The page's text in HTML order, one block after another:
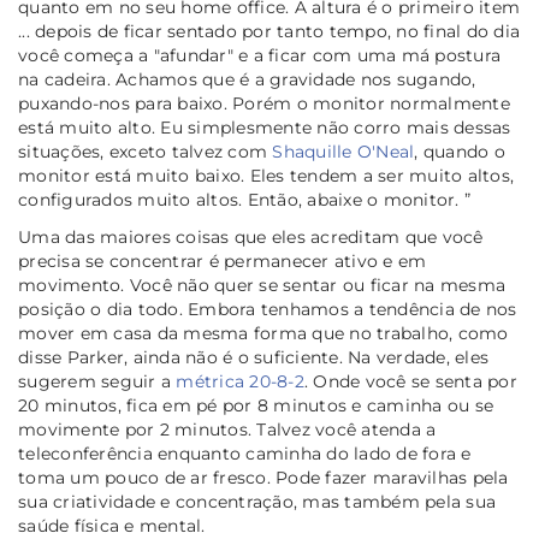
quanto em no seu home office. A altura é o primeiro item
... depois de ficar sentado por tanto tempo, no final do dia
você começa a "afundar" e a ficar com uma má postura
na cadeira. Achamos que é a gravidade nos sugando,
puxando-nos para baixo. Porém o monitor normalmente
está muito alto. Eu simplesmente não corro mais dessas
situações, exceto talvez comShaquille O'Neal, quando o
monitor está muito baixo. Eles tendem a ser muito altos,
configurados muito altos. Então, abaixe o monitor. ”
Uma das maiores coisas que eles acreditam que você
precisa se concentrar é permanecer ativo e em
movimento. Você não quer se sentar ou ficar na mesma
posição o dia todo. Embora tenhamos a tendência de nos
mover em casa da mesma forma que no trabalho, como
disse Parker, ainda não é o suficiente. Na verdade, eles
sugerem seguir a métrica 20-8-2. Onde você se senta por
20 minutos, fica em pé por 8 minutos e caminha ou se
movimente por 2 minutos. Talvez você atenda a
teleconferência enquanto caminha do lado de fora e
toma um pouco de ar fresco. Pode fazer maravilhas pela
sua criatividade e concentração, mas também pela sua
saúde física e mental.